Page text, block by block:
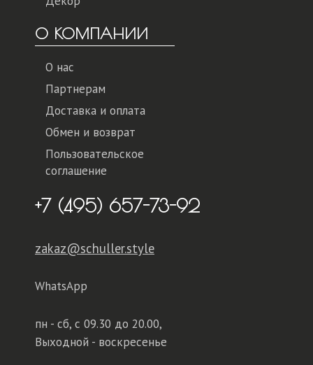
О КОМПАНИИ
О нас
Партнерам
Доставка и оплата
Обмен и возврат
Пользовательское
соглашение
+7 (495) 657-73-92
zakaz@schuller.style
WhatsApp
пн - сб, с 09.30 до 20.00,
Выходной - воскресенье